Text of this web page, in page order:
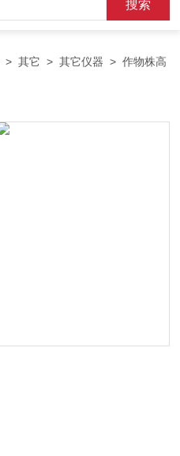
>其它 >其它仪器 > 作物株高